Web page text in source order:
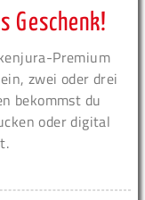
Geschenk!
Premium
zwei oder drei
bekommst du
oder digital